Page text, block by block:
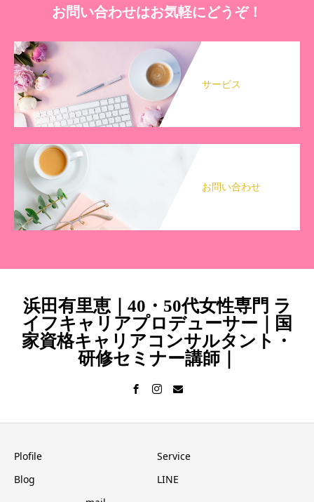
お問い合わせはお気軽にどうぞ！
サービス
お問い合わせ
浜田有里恵｜40・50代女性専門 ラ
イフキャリアプロデューサー｜国
家資格キャリアコンサルタント・
研修セミナー講師｜
Plofile
Service
Blog
LINE